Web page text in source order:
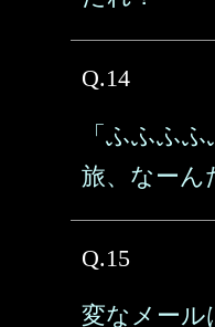
Q.14
「ふふふ
旅、なーん
Q.15
変なメール